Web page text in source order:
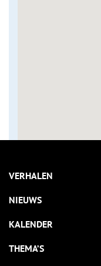
VERHALEN
NIEUWS
KALENDER
THEMA’S